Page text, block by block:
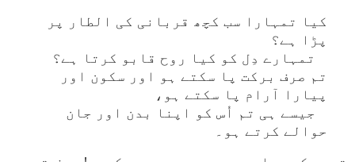
کیا تمہارا سب کچھ قربانی کی الطار پر
پڑا ہے؟
تمہارے دِل کو کیا روح قابو کرتا ہے؟
تم صرف برکت پا سکتے ہو اور سکون اور
پیارا آرام پا سکتے ہو،
جیسے ہی تم اُس کو اپنا بدن اور جان
حوالے کرتے ہو۔